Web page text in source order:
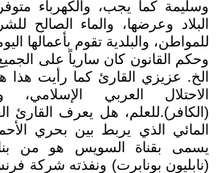
وسليمة كما يجب، والكهرباء
البلاد وعرضها، والماء الصالح
للمواطن، والبلدية تقوم بأعمالها
وحكم القانون كان سارياً على
الخ. عزيزي القارئ كما رأيت هذا
الاحتلال العربي الإسلامي،
(الكافر).للعلم، هل يعرف القارئ
المائي الذي يربط بين بحري
يسمى بقناة السويس هو من
(نابليون بونابرت) ونفذته شركة